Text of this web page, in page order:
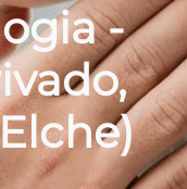
-